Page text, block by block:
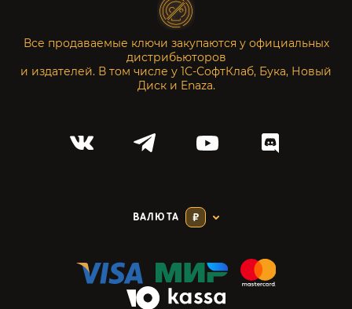
Все продаваемые ключи закупаются у официальных
дистрибьюторов
и издателей. В том числе у 1С-СофтКлаб, Бука, Новый
Диск и Enaza.
ВАЛЮТА ₽